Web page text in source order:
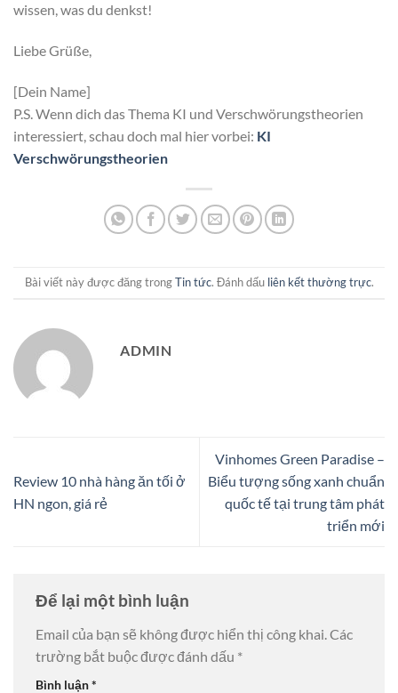
wissen, was du denkst!
Liebe Grüße,
[Dein Name]
P.S. Wenn dich das Thema KI und Verschwörungstheorien
interessiert, schau doch mal hier vorbei: KI
Verschwörungstheorien
Bài viết này được đăng trongTin tức. Đánh dấu liên kết thường trực.
ADMIN
Review 10 nhà hàng ăn tối ở
HN ngon, giá rẻ
Vinhomes Green Paradise –
Biểu tượng sống xanh chuẩn
quốc tế tại trung tâm phát
triển mới
Để lại một bình luận
Email của bạn sẽ không được hiển thị công khai. Các
trường bắt buộc được đánh dấu *
Bình luận*